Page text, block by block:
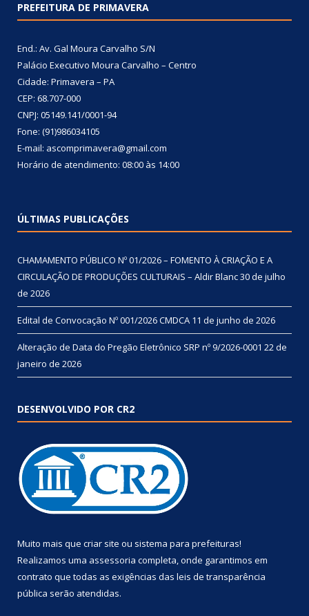
PREFEITURA DE PRIMAVERA
End.: Av. Gal Moura Carvalho S/N
Palácio Executivo Moura Carvalho – Centro
Cidade: Primavera – PA
CEP: 68.707-000
CNPJ: 05149.141/0001-94
Fone: (91)986034105
E-mail: ascomprimavera@gmail.com
Horário de atendimento: 08:00 às 14:00
ÚLTIMAS PUBLICAÇÕES
CHAMAMENTO PÚBLICO Nº 01/2026 – FOMENTO À CRIAÇÃO E A
CIRCULAÇÃO DE PRODUÇÕES CULTURAIS – Aldir Blanc30 de julho
de 2026
Edital de Convocação Nº 001/2026 CMDCA 11 de junho de 2026
Alteração de Data do Pregão Eletrônico SRP nº 9/2026-0001 22 de
janeiro de 2026
DESENVOLVIDO POR CR2
Muito mais que criar site ou sistema para prefeituras!
Realizamos uma assessoria completa, onde garantimos em
contrato que todas as exigências das leis de transparência
pública serão atendidas.